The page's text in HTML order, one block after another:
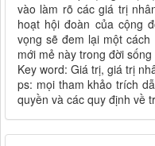
vào làm rõ các giá trị
hoạt hội đoàn của cộng
vọng sẽ đem lại một
mới mẻ này trong đời
Key word: Giá trị, giá trị
ps: mọi tham khảo trích
quyền và các quy định về